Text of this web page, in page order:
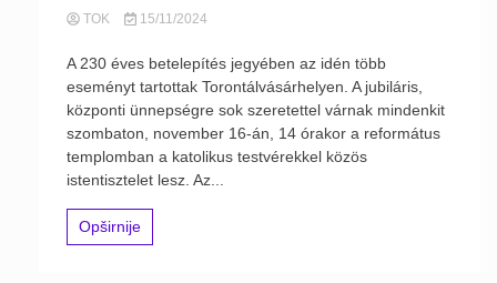
TOK 15/11/2024
A 230 éves betelepítés jegyében az idén több
eseményt tartottak Torontálvásárhelyen. A jubiláris,
központi ünnepségre sok szeretettel várnak mindenkit
szombaton, november 16-án, 14 órakor a református
templomban a katolikus testvérekkel közös
istentisztelet lesz. Az...
Opširnije